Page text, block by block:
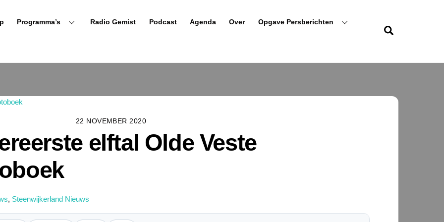
Programma’s Radio Gemist Podcast Agenda Over Opgave Persberichten
22 NOVEMBER 2020
elftal Olde Veste
, Steenwijkerland Nieuws